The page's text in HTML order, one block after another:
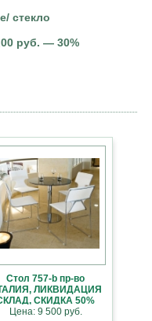
стекло
руб. — 30%
Стол 757-b пр-во
ЛИКВИДАЦИЯ
СКИДКА 50%
Цена: 9 500 руб.